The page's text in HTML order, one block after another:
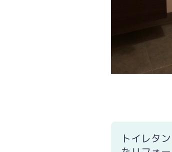
トイレタ